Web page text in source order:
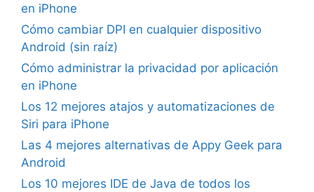
en iPhone
Cómo cambiar DPI en cualquier dispositivo
Android (sin raíz)
Cómo administrar la privacidad por aplicación
en iPhone
Los 12 mejores atajos y automatizaciones de
Siri para iPhone
Las 4 mejores alternativas de Appy Geek para
Android
Los 10 mejores IDE de Java de todos los